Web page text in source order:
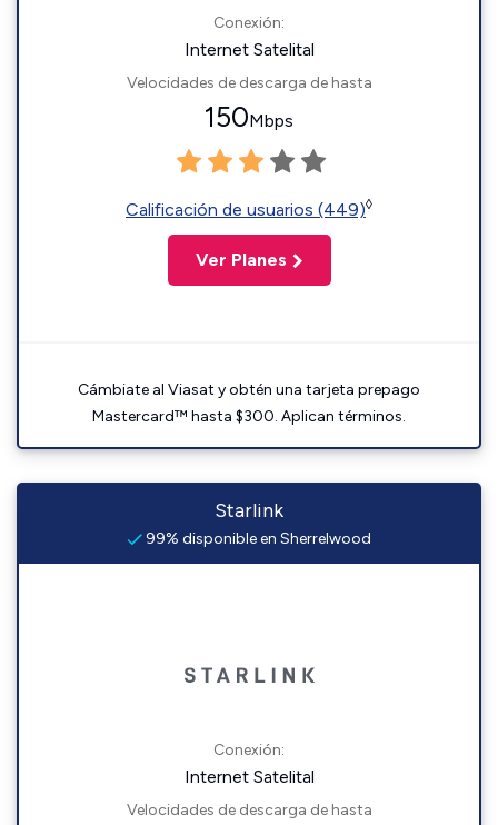
Conexión:
Internet Satelital
Velocidades de descarga de hasta
150Mbps
Calificación de usuarios (449)◊
Ver Planes
Cámbiate al Viasat y obtén una tarjeta prepago
Mastercard™ hasta $300. Aplican términos.
Starlink
99% disponible en Sherrelwood
Conexión:
Internet Satelital
Velocidades de descarga de hasta